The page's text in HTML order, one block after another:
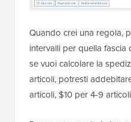
Quando crei una regola,
intervalli per quella
se vuoi calcolare la
articoli, potresti
articoli, $10 per 4-9